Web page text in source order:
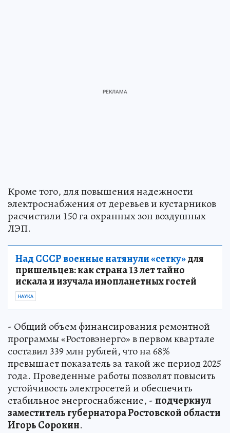
Кроме того, для повышения надежности
электроснабжения от деревьев и кустарников
расчистили 150 га охранных зон воздушных
ЛЭП.
Над СССР военные натянули «сетку»для
пришельцев: как страна 13 лет тайно
искала и изучала инопланетных гостей
НАУКА
- Общий объем финансирования ремонтной
программы «Ростовэнерго» в первом квартале
составил 339 млн рублей, что на 68%
превышает показатель за такой же период 2025
года. Проведенные работы позволят повысить
устойчивость электросетей и обеспечить
стабильное энергоснабжение, -подчеркнул
заместитель губернатора Ростовской области
Игорь Сорокин.